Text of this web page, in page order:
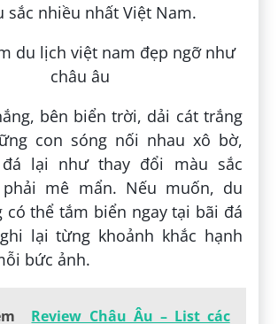
sắc nhiều nhất Việt Nam.
bên biển trời, dải cát trắng
con sóng nối nhau xô bờ,
lại như thay đổi màu sắc
mê mẩn. Nếu muốn, du
có thể tắm biển ngay tại bãi đá
lại từng khoảnh khắc hạnh
bức ảnh.
Review Châu Âu – List các